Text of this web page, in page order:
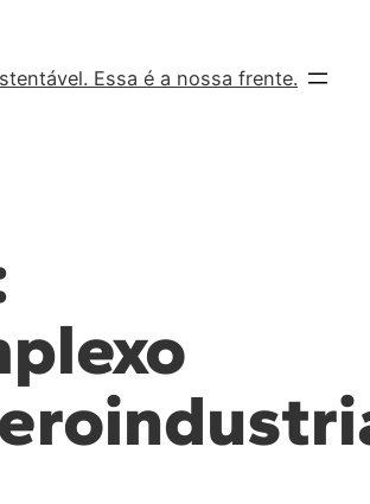
Essa é a nossa frente.